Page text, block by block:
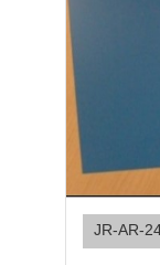
JR-AR-